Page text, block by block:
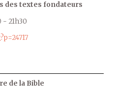
des textes fondateurs
- 21h30
de la Bible